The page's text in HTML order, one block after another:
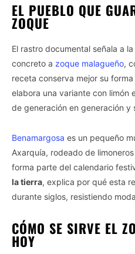
EL PUEBLO QUE
ZOQUE
El rastro documental señala a
concreto a zoque malagueño,
receta conserva mejor su
elabora una variante con limón
de generación en generación y
Benamargosa es un pequeño
Axarquía, rodeado de
forma parte del calendario
la tierra, explica por qué esta
durante siglos, resistiendo
CÓMO SE SIRVE EL
HOY